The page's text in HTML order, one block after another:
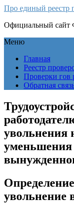
Про единый реестр
Официальный сайт
Меню
Главная
Реестр
Проверки гов
Обратная
увольнения
уменьшения
увольнение